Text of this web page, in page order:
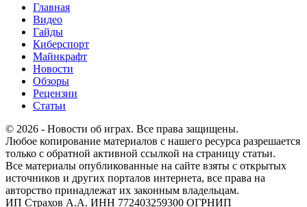
Главная
Видео
Гайды
Киберспорт
Майнкрафт
Новости
Обзоры
Рецензии
Статьи
© 2026 - Новости об играх. Все права защищены.
Любое копирование материалов с нашего ресурса разрешается
только с обратной активной ссылкой на страницу статьи.
Все материалы опубликованные на сайте взяты с открытых
источников и других порталов интернета, все права на
авторство принадлежат их законным владельцам.
ИП Страхов А.А. ИНН 772403259300 ОГРНИП